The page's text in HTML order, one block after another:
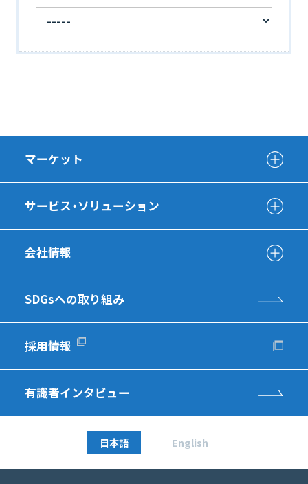
マーケット
サービス・ソリューション
会社情報
SDGsへの取り組み
採用情報
有識者インタビュー
日本語 English